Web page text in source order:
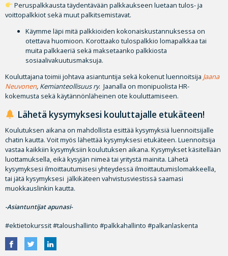
Peruspalkkausta täydentävään palkkaukseen luetaan tulos- ja
voittopalkkiot sekä muut palkitsemistavat.
Käymme läpi mitä palkkioiden kokonaiskustannuksessa on
otettava huomioon. Korottaako tulospalkkio lomapalkkaa tai
muita palkkaeriä sekä maksetaanko palkkiosta
sosiaalivakuutusmaksuja.
Kouluttajana toimii johtava asiantuntija sekä kokenut luennoitsija Jaana
Neuvonen, Kemianteollisuus ry. Jaanalla on monipuolista HR-
kokemusta sekä käytännönläheinen ote kouluttamiseen.
Lähetä kysymyksesi kouluttajalle etukäteen!
Koulutuksen aikana on mahdollista esittää kysymyksiä luennoitsijalle
chatin kautta. Voit myös lähettää kysymyksesi etukäteen. Luennoitsija
vastaa kaikkiin kysymyksiin koulutuksen aikana. Kysymykset käsitellään
luottamuksella, eikä kysyjän nimeä tai yritystä mainita. Lähetä
kysymyksesi ilmoittautumisesi yhteydessä ilmoittautumislomakkeella,
tai jätä kysymyksesi jälkikäteen vahvistusviestissä saamasi
muokkauslinkin kautta.
-Asiantuntijat apunasi-
#ektietokurssit #taloushallinto #palkkahallinto #palkanlaskenta